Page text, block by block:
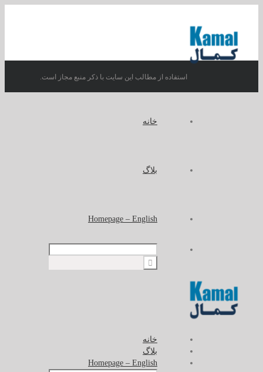
خانه
بلاگ
Homepage – English
خانه
بلاگ
Homepage – English
استفاده از مطالب این سایت با ذکر منبع مجاز است.